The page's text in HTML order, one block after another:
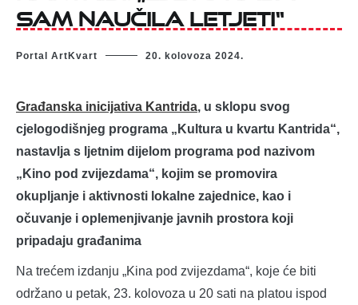
sam naučila letjeti“
Portal ArtKvart 20. kolovoza 2024.
Građanska inicijativa Kantrida, u sklopu svog
cjelogodišnjeg programa „Kultura u kvartu Kantrida“,
nastavlja s ljetnim dijelom programa pod nazivom
„Kino pod zvijezdama“, kojim se promovira
okupljanje i aktivnosti lokalne zajednice, kao i
očuvanje i oplemenjivanje javnih prostora koji
pripadaju građanima
Na trećem izdanju „Kina pod zvijezdama“, koje će biti
održano u petak, 23. kolovoza u 20 sati na platou ispod